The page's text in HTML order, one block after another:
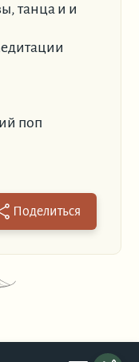
танца и и
поп
Поделиться